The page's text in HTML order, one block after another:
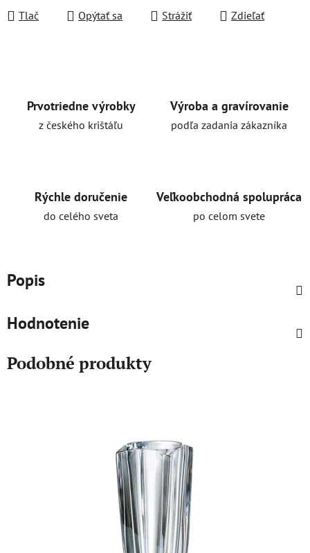
Tlač Opýtať sa Strážiť Zdieľať
Prvotriedne výrobky
z českého krištáľu
Výroba a gravírovanie
podľa zadania zákazníka
Rýchle doručenie
do celého sveta
Veľkoobchodná spolupráca
po celom svete
Popis
Hodnotenie
Podobné produkty